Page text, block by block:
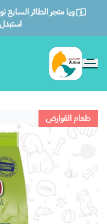
الطائر السابع
طعام القوارض